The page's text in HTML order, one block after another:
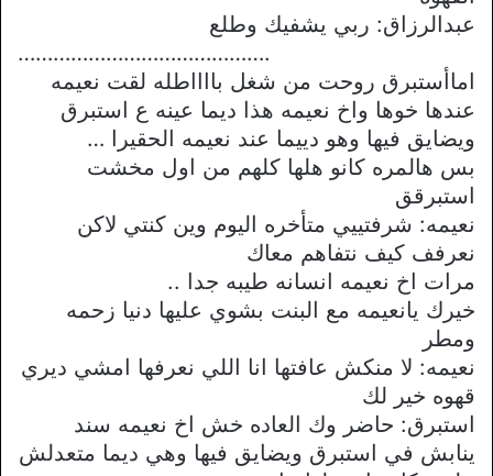
عبدالرزاق: ربي يشفيك وطلع
…………………………………….
اماأستبرق روحت من شغل بااااطله لقت نعيمه
عندها خوها واخ نعيمه هذا ديما عينه ع استبرق
ويضايق فيها وهو دييما عند نعيمه الحقيرا …
بس هالمره كانو هلها كلهم من اول مخشت
استبرقق
نعيمه: شرفتييي متأخره اليوم وين كنتي لاكن
نعرفف كيف نتفاهم معاك
مرات اخ نعيمه انسانه طيبه جدا ..
خيرك يانعيمه مع البنت بشوي عليها دنيا زحمه
ومطر
نعيمه: لا منكش عافتها انا اللي نعرفها امشي ديري
قهوه خير لك
استبرق: حاضر وك العاده خش اخ نعيمه سند
ينابش في استبرق ويضايق فيها وهي ديما متعدلش